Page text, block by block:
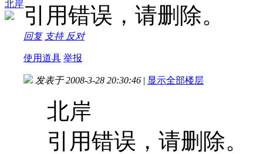
北岸 引用错误，请删除。
回复 支持 反对
使用道具 举报
发表于 2008-3-28 20:30:46 | 显示全部楼层
北岸
引用错误，请删除。